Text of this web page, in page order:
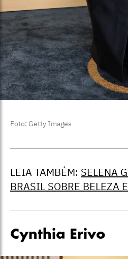
Foto: Getty Images
LEIA TAMBÉM: SELENA
BRASIL SOBRE BELEZA
Cynthia Erivo